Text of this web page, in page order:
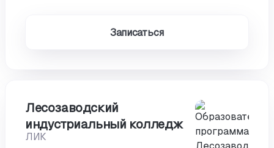
Записаться
Лесозаводский
индустриальный колледж
ЛИК